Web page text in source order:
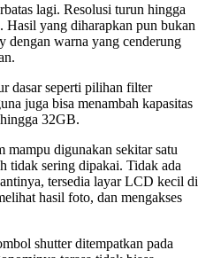
lagi. Resolusi turun hingga
Hasil yang diharapkan pun bukan
dengan warna yang cenderung
dasar seperti pilihan filter
juga bisa menambah kapasitas
32GB.
mampu digunakan sekitar satu
tidak sering dipakai. Tidak ada
tersedia layar LCD kecil di
hasil foto, dan mengakses
shutter ditempatkan pada